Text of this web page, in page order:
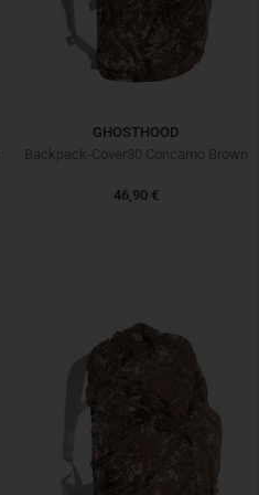
GHOSTHOOD
Backpack-Cover30 Concamo Brown
46,90 €